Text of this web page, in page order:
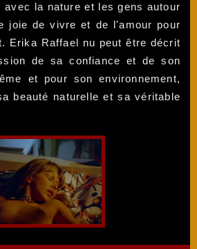
avec la nature et les gens autour
joie de vivre et de l'amour pour
Erika Raffael nu peut être décrit
de sa confiance et de son
et pour son environnement,
beauté naturelle et sa véritable